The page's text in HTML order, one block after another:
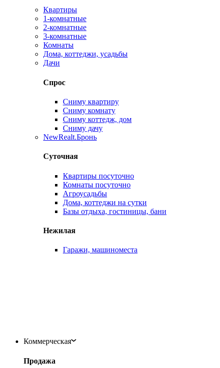
Квартиры
1-комнатные
2-комнатные
3-комнатные
Комнаты
Дома, коттеджи, усадьбы
Дачи
Спрос
Сниму квартиру
Сниму комнату
Сниму коттедж, дом
Сниму дачу
NewRealt.Бронь
Суточная
Квартиры посуточно
Комнаты посуточно
Агроусадьбы
Дома, коттеджи на сутки
Базы отдыха, гостиницы, бани
Нежилая
Гаражи, машиноместа
Коммерческая
Продажа